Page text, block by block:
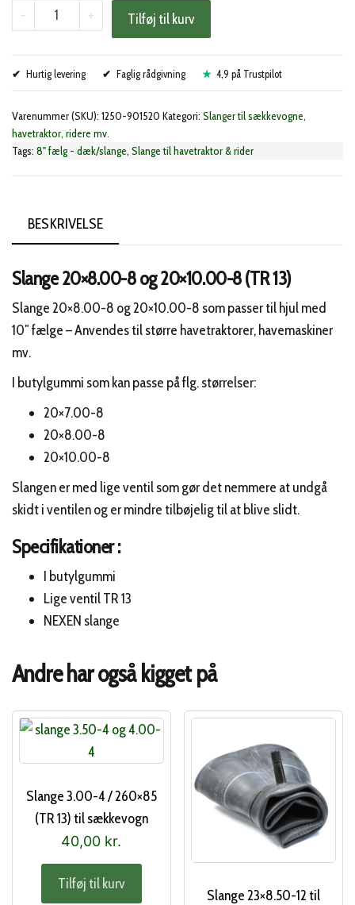
-
Slange
20x8.00-
og
8
(TR
antal
+ Tilføj til kurv
Hurtig levering Faglig rådgivning 4,9 på Trustpilot
Varenummer (SKU): 1250-901520 Kategori: Slanger til sækkevogne,
havetraktor, ridere mv.
Tags: 8" fælg - dæk/slange, Slange til havetraktor & rider
BESKRIVELSE
Slange 20×8.00-8 og 20×10.00-8 (TR 13)
Slange 20×8.00-8 og 20×10.00-8 som passer til hjul med
10″ fælge – Anvendes til større havetraktorer, havemaskiner
mv.
I butylgummi som kan passe på flg. størrelser:
20×7.00-8
20×8.00-8
20×10.00-8
Slangen er med lige ventil som gør det nemmere at undgå
skidt i ventilen og er mindre tilbøjelig til at blive slidt.
Specifikationer :
I butylgummi
Lige ventil TR 13
NEXEN slange
Andre har også kigget på
Slange 3.00-4 / 260×85
(TR 13) til sækkevogn
40,00 kr.
Tilføj til kurv
Slange 23×8.50-12 til